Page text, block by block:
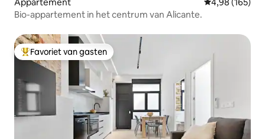
Bio-appartement in het centrum van Alicante.
Topfavoriet van gasten
Favoriet van gasten